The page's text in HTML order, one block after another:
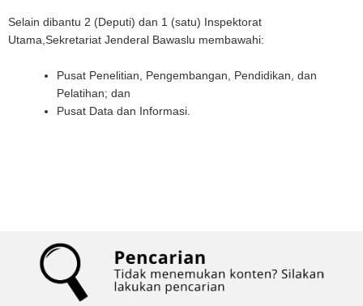
Selain dibantu 2 (Deputi) dan 1 (satu) Inspektorat
Utama,Sekretariat Jenderal Bawaslu membawahi:
Pusat Penelitian, Pengembangan, Pendidikan, dan
Pelatihan; dan
Pusat Data dan Informasi.